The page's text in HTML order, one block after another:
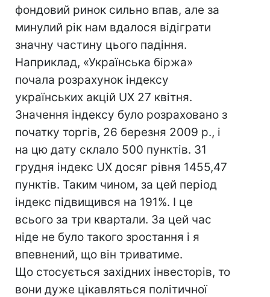
фондовий ринок сильно впав, але за
минулий рік нам вдалося відіграти
значну частину цього падіння.
Наприклад, «Українська біржа»
почала розрахунок індексу
українських акцій UX 27 квітня.
Значення індексу було розраховано з
початку торгів, 26 березня 2009 р., і
на цю дату склало 500 пунктів. 31
грудня індекс UX досяг рівня 1455,47
пунктів. Таким чином, за цей період
індекс підвищився на 191%. І це
всього за три квартали. За цей час
ніде не було такого зростання і я
впевнений, що він триватиме.
Що стосується західних інвесторів, то
вони дуже цікавляться політичної